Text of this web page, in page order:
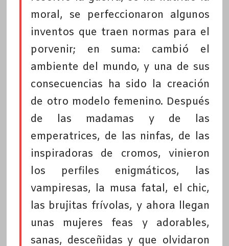
moral, se perfeccionaron algunos
inventos que traen normas para el
porvenir; en suma: cambió el
ambiente del mundo, y una de sus
consecuencias ha sido la creación
de otro modelo femenino. Después
de las madamas y de las
emperatrices, de las ninfas, de las
inspiradoras de cromos, vinieron
los perfiles enigmáticos, las
vampiresas, la musa fatal, el chic,
las brujitas frívolas, y ahora llegan
unas mujeres feas y adorables,
sanas, desceñidas y que olvidaron